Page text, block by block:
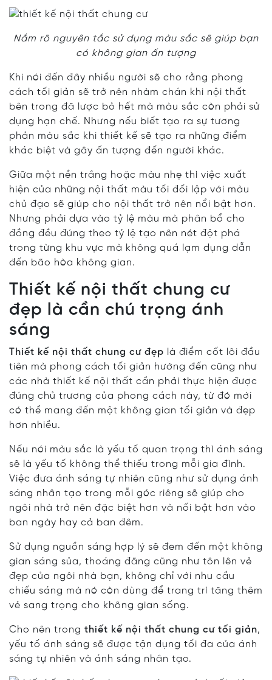
Nắm rõ nguyên tắc sử dụng màu sắc sẽ giúp bạn
có không gian ấn tượng
Khi nói đến đây nhiều người sẽ cho rằng phong
cách tối giản sẽ trở nên nhàm chán khi nội thất
bên trong đã lược bỏ hết mà màu sắc còn phải sử
dụng hạn chế. Nhưng nếu biết tạo ra sự tương
phản màu sắc khi thiết kế sẽ tạo ra những điểm
khác biệt và gây ấn tượng đến người khác.
Giữa một nền trắng hoặc màu nhẹ thì việc xuất
hiện của những nội thất màu tối đối lập với màu
chủ đạo sẽ giúp cho nội thất trở nên nổi bật hơn.
Nhưng phải dựa vào tỷ lệ màu mà phân bổ cho
đồng đều đúng theo tỷ lệ tạo nên nét đột phá
trong từng khu vực mà không quá lạm dụng dẫn
đến bão hòa không gian.
Thiết kế nội thất chung cư
đẹp là cần chú trọng ánh
sáng
Thiết kế nội thất chung cư đẹp là điểm cốt lõi đầu
tiên mà phong cách tối giản hướng đến cũng như
các nhà thiết kế nội thất cần phải thực hiện được
đúng chủ trương của phong cách này, từ đó mới
có thể mang đến một không gian tối giản và đẹp
hơn nhiều.
Nếu nói màu sắc là yếu tố quan trọng thì ánh sáng
sẽ là yếu tố không thể thiếu trong mỗi gia đình.
Việc đưa ánh sáng tự nhiên cũng như sử dụng ánh
sáng nhân tạo trong mỗi góc riêng sẽ giúp cho
ngôi nhà trở nên đặc biệt hơn và nối bật hơn vào
ban ngày hay cả ban đêm.
Sử dụng nguồn sáng hợp lý sẽ đem đến một không
gian sáng sủa, thoáng đãng cũng như tôn lên vẻ
đẹp của ngôi nhà bạn, không chỉ với nhu cầu
chiếu sáng mà nó còn dùng để trang trí tăng thêm
vẻ sang trọng cho không gian sống.
Cho nên trong thiết kế nội thất chung cư tối giản,
yếu tố ánh sáng sẽ được tận dụng tối đa của ánh
sáng tự nhiên và ánh sáng nhân tạo.